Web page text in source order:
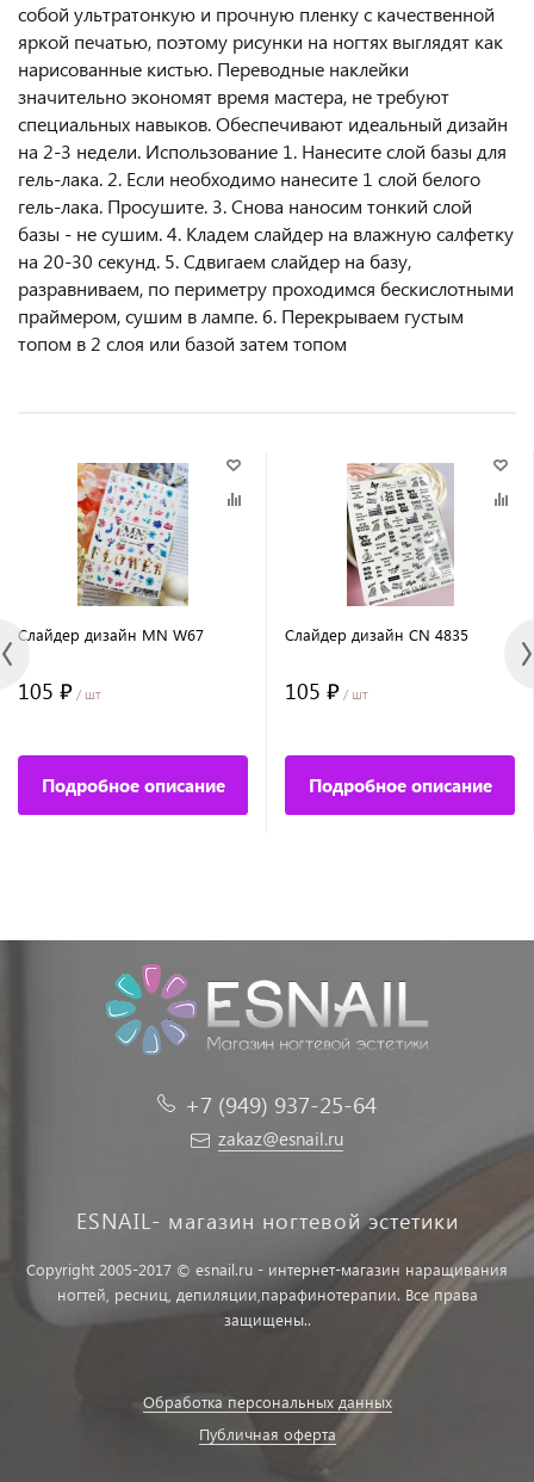
собой ультратонкую и прочную пленку с качественной
яркой печатью, поэтому рисунки на ногтях выглядят как
нарисованные кистью. Переводные наклейки
значительно экономят время мастера, не требуют
специальных навыков. Обеспечивают идеальный дизайн
на 2-3 недели. Использование 1. Нанесите слой базы для
гель-лака. 2. Если необходимо нанесите 1 слой белого
гель-лака. Просушите. 3. Снова наносим тонкий слой
базы - не сушим. 4. Кладем слайдер на влажную салфетку
на 20-30 секунд. 5. Сдвигаем слайдер на базу,
разравниваем, по периметру проходимся бескислотными
праймером, сушим в лампе. 6. Перекрываем густым
топом в 2 слоя или базой затем топом
Слайдер дизайн MN W67
105 ₽ / шт
Подробное описание
Слайдер дизайн CN 4835
105 ₽ / шт
Подробное описание
+7 (949) 937-25-64
zakaz@esnail.ru
ESNAIL- магазин ногтевой эстетики
Copyright 2005-2017 © esnail.ru - интернет-магазин наращивания
ногтей, ресниц, депиляции,парафинотерапии. Все права
защищены..
Обработка персональных данных
Публичная оферта